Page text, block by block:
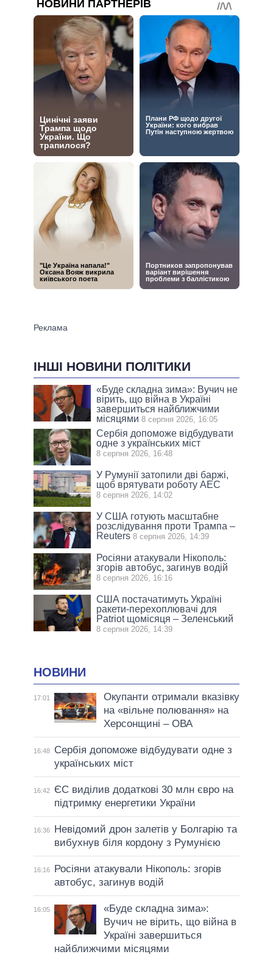
ІНШІ НОВИНИ ПОЛІТИКИ
«Буде складна зима»: Вучич не
вірить, що війна в Україні
завершиться найближчими
місяцями 8 серпня 2026, 16:05
Сербія допоможе відбудувати
одне з українських міст
8 серпня 2026, 16:48
У Румунії затопили дві баржі,
щоб врятувати роботу АЕС
8 серпня 2026, 14:02
У США готують масштабне
розслідування проти Трампа –
Reuters 8 серпня 2026, 14:39
Росіяни атакували Нікополь:
згорів автобус, загинув водій
8 серпня 2026, 16:16
США постачатимуть Україні
ракети-перехоплювачі для
Patriot щомісяця – Зеленський
8 серпня 2026, 14:39
НОВИНИ
17:01
Окупанти отримали вказівку
на «вільне полювання» на
Херсонщині – ОВА
16:48
Сербія допоможе відбудувати одне з
українських міст
16:42
ЄС виділив додаткові 30 млн євро на
підтримку енергетики України
16:36
Невідомий дрон залетів у Болгарію та
вибухнув біля кордону з Румунією
16:16
Росіяни атакували Нікополь: згорів
автобус, загинув водій
16:05
«Буде складна зима»:
Вучич не вірить, що війна в
Україні завершиться
найближчими місяцями